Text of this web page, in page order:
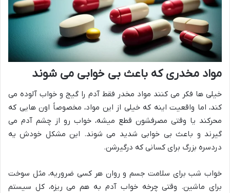
مواد مخدری که باعث بی خوابی می شوند
خیلی ها فکر می کنند مواد مخدر فقط آدم را گیج و خواب آلوده می
کند، اما واقعیت اینه که خیلی از این مواد، مخصوصاً اون هایی که
محرکند یا وقتی مصرفشون قطع میشه، خواب رو از چشم آدم می
گیرند و باعث بی خوابی شدید می شوند. این مشکل خودش یه
دردسره بزرگ برای کسانی که درگیرشن.
خواب شب برای سلامت جسم و روان هر کسی ضروریه، مثل سوخت
برای ماشین. وقتی چرخه خواب آدم به هم می ریزه، کل سیستم